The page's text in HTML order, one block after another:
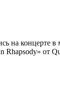
на концерте в
Rhapsody» от